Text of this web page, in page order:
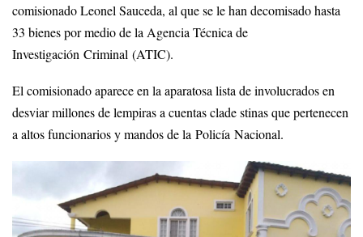
comisionado Leonel Sauceda, al que se le han decomisado hasta
33 bienes por medio de la Agencia Técnica de
Investigación Criminal (ATIC).
El comisionado aparece en la aparatosa lista de involucrados en
desviar millones de lempiras a cuentas clade stinas que pertenecen
a altos funcionarios y mandos de la Policía Nacional.